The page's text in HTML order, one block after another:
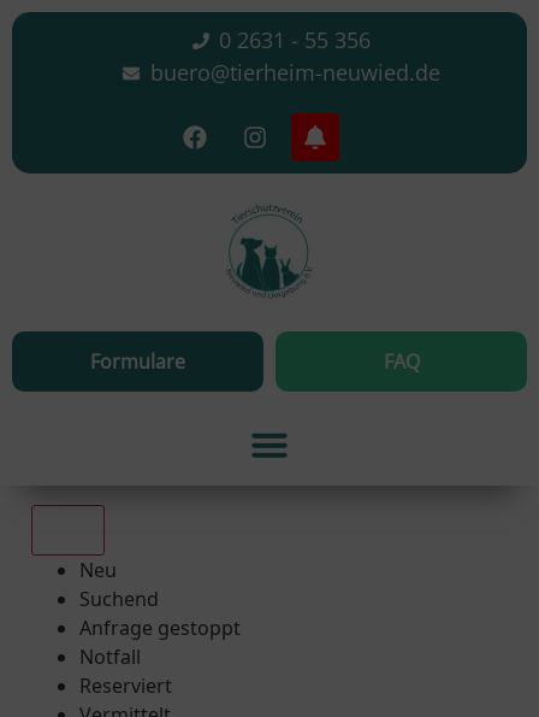
0 2631 - 55 356
buero@tierheim-neuwied.de
Formulare FAQ
Neu
Suchend
Anfrage gestoppt
Notfall
Reserviert